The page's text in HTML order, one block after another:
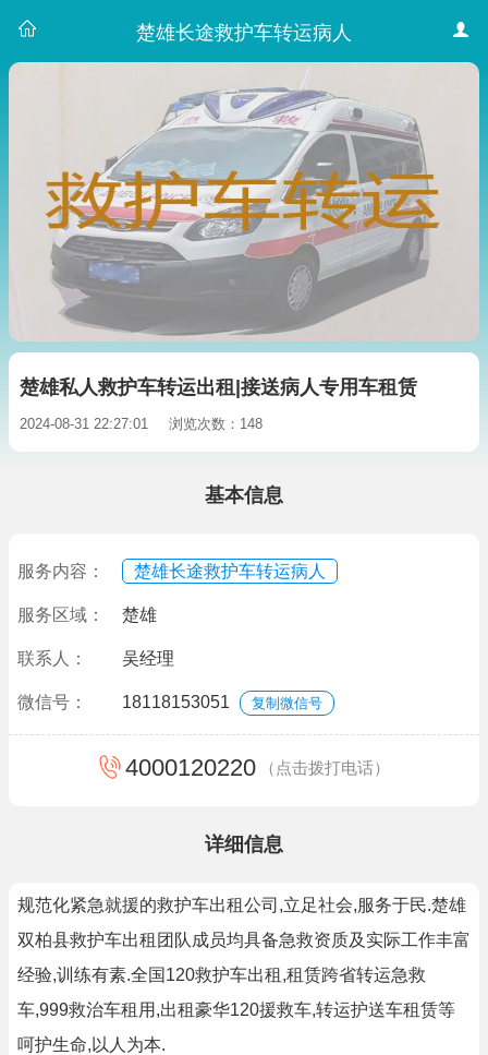
楚雄长途救护车转运病人
楚雄私人救护车转运出租|接送病人专用车租赁
2024-08-31 22:27:01 浏览次数：148
基本信息
服务内容： 楚雄长途救护车转运病人
服务区域： 楚雄
联系人： 吴经理
微信号： 18118153051 复制微信号
4000120220 （点击拨打电话）
详细信息
规范化紧急就援的救护车出租公司,立足社会,服务于民.楚雄
双柏县救护车出租团队成员均具备急救资质及实际工作丰富
经验,训练有素.全国120救护车出租,租赁跨省转运急救
车,999救治车租用,出租豪华120援救车,转运护送车租赁等
呵护生命,以人为本.